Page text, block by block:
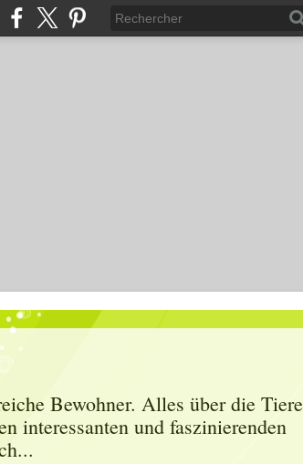
Bewohner. Alles über die Tiere
interessanten und faszinierenden